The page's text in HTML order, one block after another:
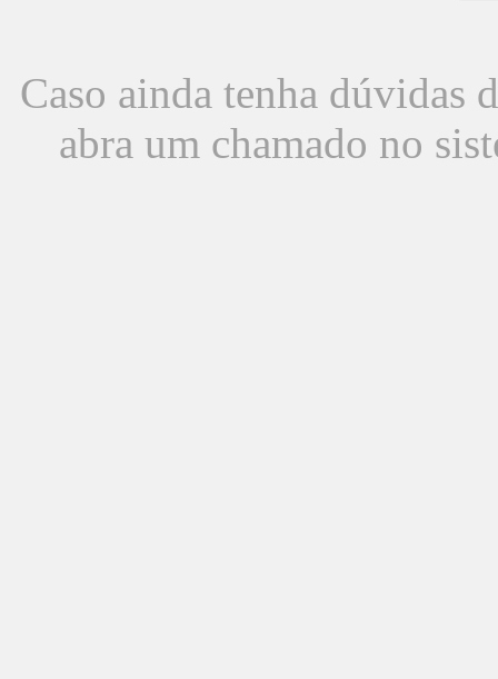
Caso ainda tenha dúvidas
abra um chamado no